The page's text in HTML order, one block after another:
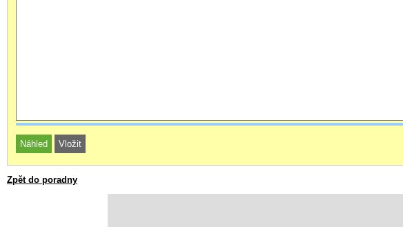
Zpět do poradny